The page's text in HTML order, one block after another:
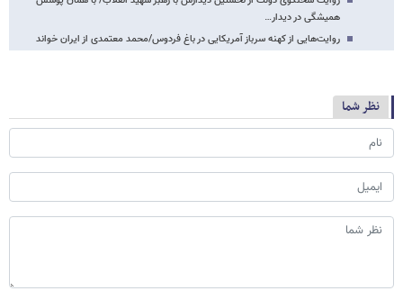
همیشگی در دیدار…
روایت‌هایی از کهنه سرباز آمریکایی در باغ فردوس/محمد معتمدی از ایران خواند
نظر شما